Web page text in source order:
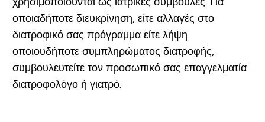
οποιαδήποτε διευκρίνηση, είτε αλλαγές στο
διατροφικό σας πρόγραμμα είτε λήψη
οποιουδήποτε συμπληρώματος διατροφής,
συμβουλευτείτε τον προσωπικό σας επαγγελματία
διατροφολόγο ή γιατρό.